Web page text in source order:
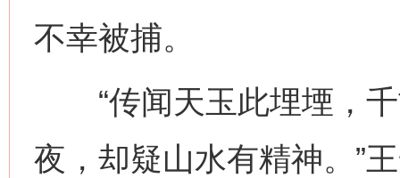
不幸被捕。
“传闻天玉此埋堙，千
夜，却疑山水有精神。”